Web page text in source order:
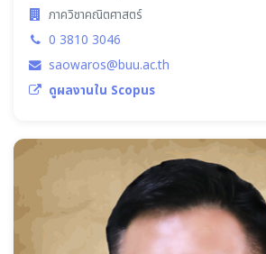
ภาควิชาคณิตศาสตร์
0 3810 3046
saowaros@buu.ac.th
ดูผลงานใน Scopus